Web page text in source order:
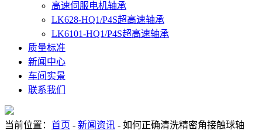
高速伺服电机轴承
LK628-HQ1/P4S超高速轴承
LK6101-HQ1/P4S超高速轴承
质量标准
新闻中心
车间实景
联系我们
当前位置： 首页 - 新闻资讯 - 如何正确清洗精密角接触球轴